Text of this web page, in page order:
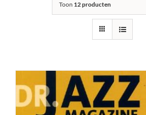
Toon 12 producten